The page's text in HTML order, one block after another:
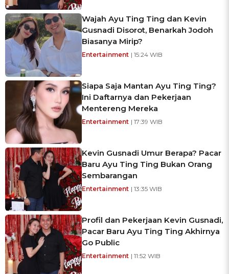
Wajah Ayu Ting Ting dan Kevin
Gusnadi Disorot, Benarkah Jodoh
Biasanya Mirip?
Entertainment | 15:24 WIB
Siapa Saja Mantan Ayu Ting Ting?
Ini Daftarnya dan Pekerjaan
Mentereng Mereka
Entertainment | 17:39 WIB
Kevin Gusnadi Umur Berapa? Pacar
Baru Ayu Ting Ting Bukan Orang
Sembarangan
Entertainment | 13:35 WIB
Profil dan Pekerjaan Kevin Gusnadi,
Pacar Baru Ayu Ting Ting Akhirnya
Go Public
Entertainment | 11:52 WIB